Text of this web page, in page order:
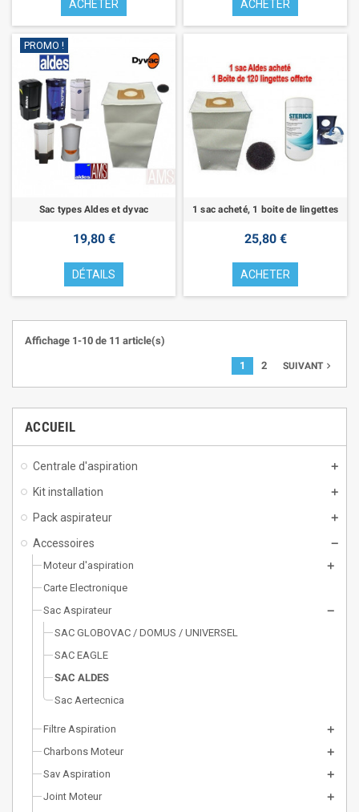
ACCUEIL
Centrale d'aspiration
Kit installation
Pack aspirateur
Accessoires
Moteur d'aspiration
Carte Electronique
Sac Aspirateur
SAC GLOBOVAC / DOMUS / UNIVERSEL
SAC EAGLE
SAC ALDES
Sac Aertecnica
Filtre Aspiration
Charbons Moteur
Sav Aspiration
Joint Moteur
ACHETER ACHETER
PROMO !
Sac types Aldes et dyvac
19,80 €
DÉTAILS
1 sac acheté, 1 boite de lingettes
25,80 €
ACHETER
Affichage 1-10 de 11 article(s)
1 2 SUIVANTnavigate_next